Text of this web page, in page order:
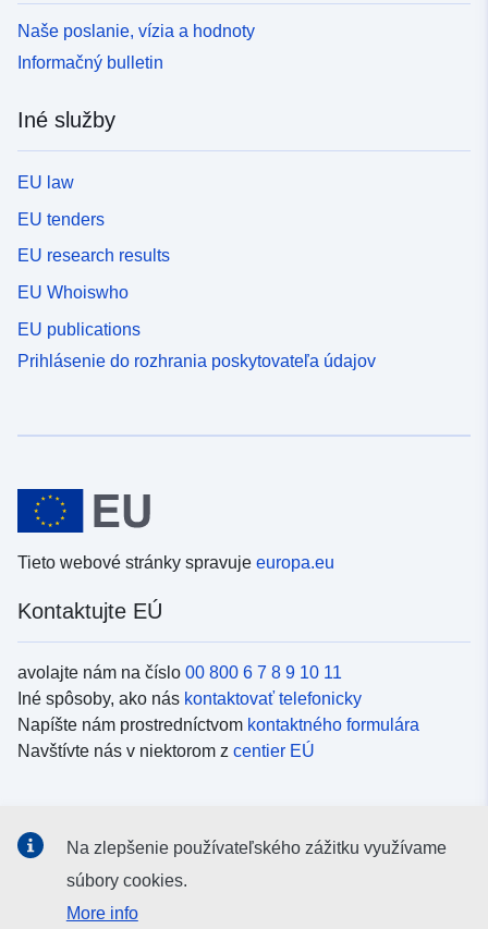
Naše poslanie, vízia a hodnoty
Informačný bulletin
Iné služby
EU law
EU tenders
EU research results
EU Whoiswho
EU publications
Prihlásenie do rozhrania poskytovateľa údajov
Tieto webové stránky spravuje europa.eu
Kontaktujte EÚ
avolajte nám na číslo 00 800 6 7 8 9 10 11
Iné spôsoby, ako nás kontaktovať telefonicky
Napíšte nám prostredníctvom kontaktného formulára
Navštívte nás v niektorom z centier EÚ
Kanály EÚ nasociálnych médiách
Na zlepšenie používateľského zážitku využívame
súbory cookies.
More info